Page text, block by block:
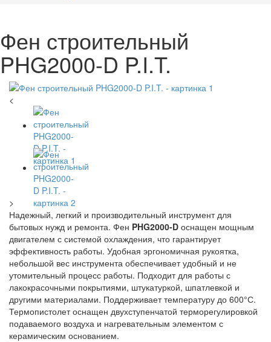
Фен строительный
PHG2000-D P.I.T.
<
>
Надежный, легкий и производительный инструмент для
бытовых нужд и ремонта. Фен PHG2000-D оснащен мощным
двигателем с системой охлаждения, что гарантирует
эффективность работы. Удобная эргономичная рукоятка,
небольшой вес инструмента обеспечивает удобный и не
утомительный процесс работы. Подходит для работы с
лакокрасочными покрытиями, штукатуркой, шпатлевкой и
другими материалами. Поддерживает температуру до 600°С.
Термопистолет оснащен двухступенчатой терморегулировкой
подаваемого воздуха и нагревательным элементом с
керамическим основанием.